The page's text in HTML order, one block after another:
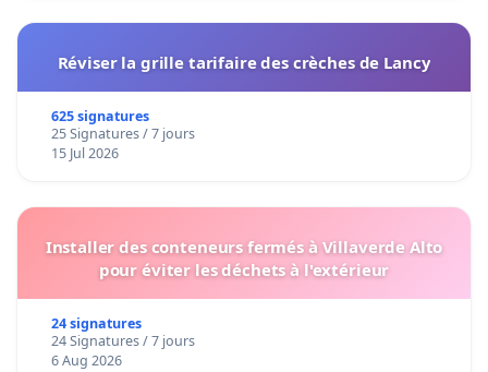
Réviser la grille tarifaire des crèches de Lancy
625 signatures
25 Signatures / 7 jours
15 Jul 2026
Installer des conteneurs fermés à Villaverde Alto
pour éviter les déchets à l'extérieur
24 signatures
24 Signatures / 7 jours
6 Aug 2026